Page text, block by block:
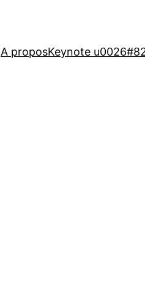
A proposKeynote